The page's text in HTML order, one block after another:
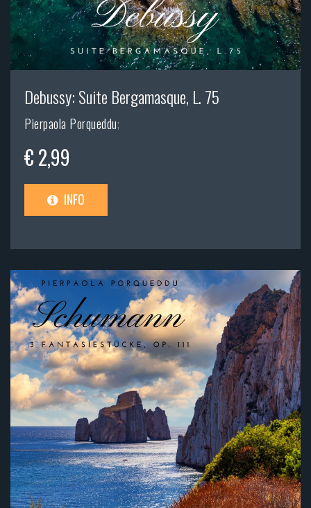
Debussy: Suite Bergamasque, L. 75
Pierpaola Porqueddu;
€ 2,99
INFO